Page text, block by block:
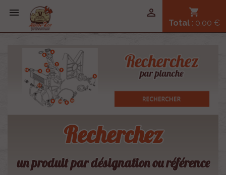
 shopping_cart
Total : 0,00 €

Recherchez
un produit par désignation ou référence